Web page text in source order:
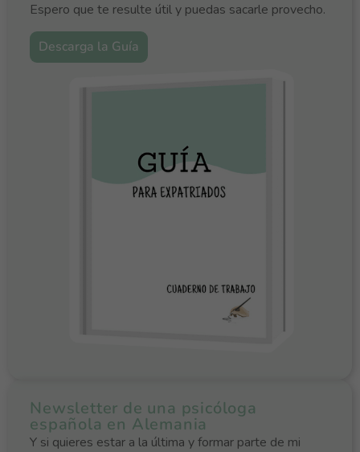
Espero que te resulte útil y puedas sacarle provecho.
Descarga la Guía
Newsletter de una psicóloga
española en Alemania
Y si quieres estar a la última y formar parte de mi